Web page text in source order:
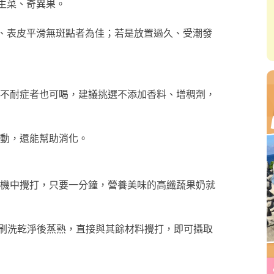
菜、奇異果。
皮平滑無斑點者為佳；若是放置過久、受潮發
症者也可喝，建議挑選不添加香料、增稠劑，
，還能幫助消化。
中攪打，只要一分鐘，營養美味的高纖蔬果奶就
乾淨後蒸熟，直接與其餘材料攪打，即可攝取